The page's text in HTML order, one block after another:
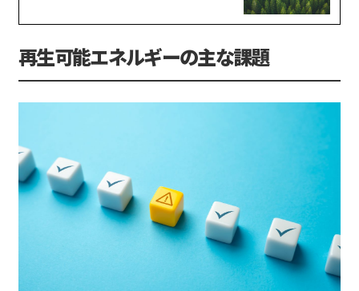
再生可能エネルギーの主な課題